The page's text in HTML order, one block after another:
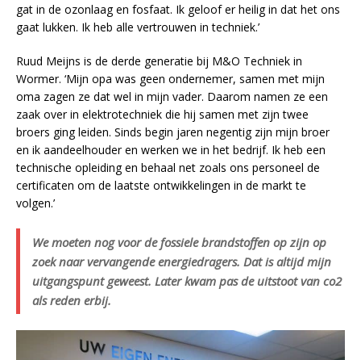
gat in de ozonlaag en fosfaat. Ik geloof er heilig in dat het ons
gaat lukken. Ik heb alle vertrouwen in techniek.’
Ruud Meijns is de derde generatie bij M&O Techniek in
Wormer. ‘Mijn opa was geen ondernemer, samen met mijn
oma zagen ze dat wel in mijn vader. Daarom namen ze een
zaak over in elektrotechniek die hij samen met zijn twee
broers ging leiden. Sinds begin jaren negentig zijn mijn broer
en ik aandeelhouder en werken we in het bedrijf. Ik heb een
technische opleiding en behaal net zoals ons personeel de
certificaten om de laatste ontwikkelingen in de markt te
volgen.’
We moeten nog voor de fossiele brandstoffen op zijn op
zoek naar vervangende energiedragers. Dat is altijd mijn
uitgangspunt geweest. Later kwam pas de uitstoot van co2
als reden erbij.